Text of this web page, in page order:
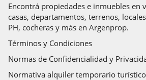
Encontrá propiedades e inmuebles en
casas, departamentos, terrenos,
PH, cocheras y más en Argenprop.
Términos y Condiciones
Normas de Confidencialidad y
Normativa alquiler temporario turístico